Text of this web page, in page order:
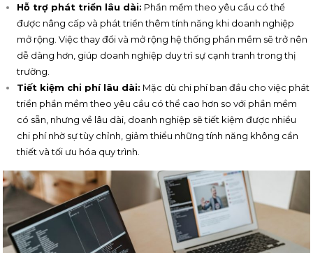
Hỗ trợ phát triển lâu dài: Phần mềm theo yêu cầu có thể
được nâng cấp và phát triển thêm tính năng khi doanh nghiệp
mở rộng. Việc thay đổi và mở rộng hệ thống phần mềm sẽ trở nên
dễ dàng hơn, giúp doanh nghiệp duy trì sự cạnh tranh trong thị
trường.
Tiết kiệm chi phí lâu dài: Mặc dù chi phí ban đầu cho việc phát
triển phần mềm theo yêu cầu có thể cao hơn so với phần mềm
có sẵn, nhưng về lâu dài, doanh nghiệp sẽ tiết kiệm được nhiều
chi phí nhờ sự tùy chỉnh, giảm thiểu những tính năng không cần
thiết và tối ưu hóa quy trình.